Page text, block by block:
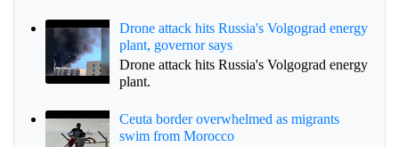
Drone attack hits Russia's Volgograd energy
plant, governor says
Drone attack hits Russia's Volgograd energy
plant.
Ceuta border overwhelmed as migrants
swim from Morocco